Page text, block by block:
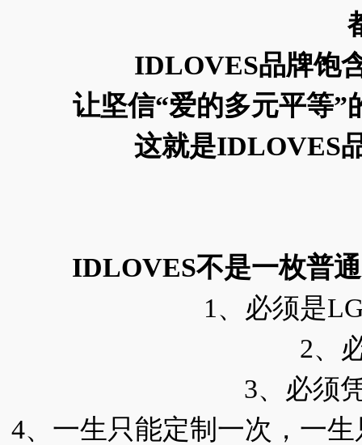
IDLOVES品牌饱
让坚信“爱的多元平等”
这就是IDLOVES
IDLOVES不是一枚普
1、必须是
2、
3、必须
4、一生只能定制一次，一